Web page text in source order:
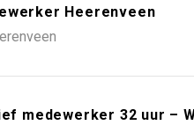
Heerenveen
medewerker 32 uur –